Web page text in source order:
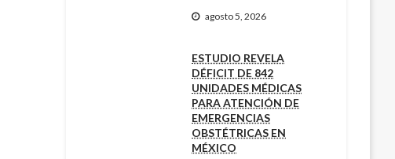
agosto 5, 2026
ESTUDIO REVELA
DÉFICIT DE 842
UNIDADES MÉDICAS
PARA ATENCIÓN DE
EMERGENCIAS
OBSTÉTRICAS EN
MÉXICO